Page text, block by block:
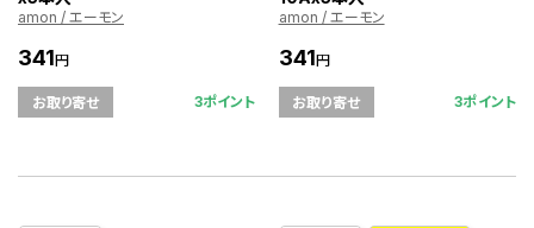
amon / エーモン
341円
お取り寄せ 3ポイント
amon / エーモン
341円
お取り寄せ 3ポイント